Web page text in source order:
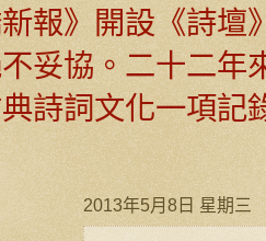
報》開設《詩
不妥協。二十二
詩詞文化一項記
2013年5月8日 星期三